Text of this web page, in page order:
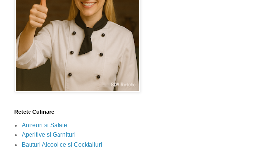
Retete Culinare
Antreuri si Salate
Aperitive si Garnituri
Bauturi Alcoolice si Cocktailuri